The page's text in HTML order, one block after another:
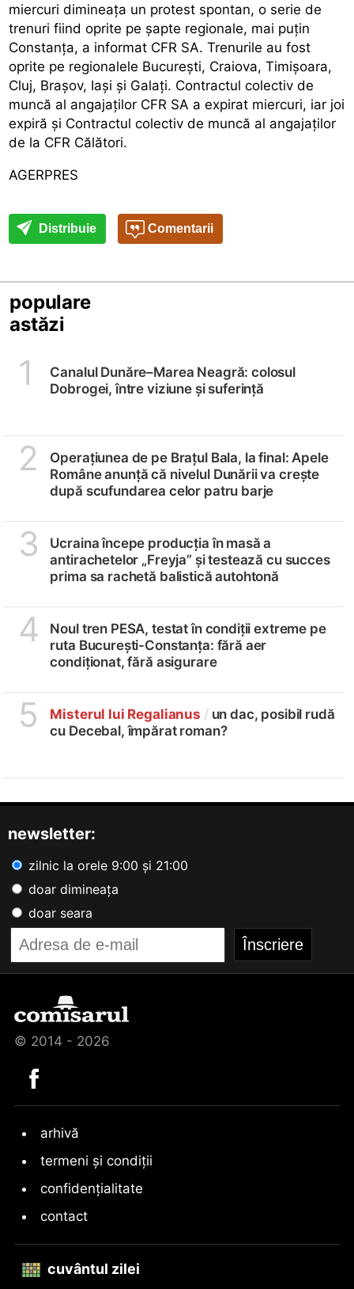
miercuri dimineața un protest spontan, o serie de
trenuri fiind oprite pe șapte regionale, mai puțin
Constanța, a informat CFR SA. Trenurile au fost
oprite pe regionalele București, Craiova, Timișoara,
Cluj, Brașov, Iași și Galați. Contractul colectiv de
muncă al angajaților CFR SA a expirat miercuri, iar joi
expiră și Contractul colectiv de muncă al angajaților
de la CFR Călători.
AGERPRES
Distribuie Comentarii
populare
astăzi
1
Canalul Dunăre–Marea Neagră: colosul
Dobrogei, între viziune și suferință
2
Operațiunea de pe Brațul Bala, la final: Apele
Române anunță că nivelul Dunării va crește
după scufundarea celor patru barje
3
Ucraina începe producția în masă a
antirachetelor „Freyja” și testează cu succes
prima sa rachetă balistică autohtonă
4
Noul tren PESA, testat în condiții extreme pe
ruta București-Constanța: fără aer
condiționat, fără asigurare
5 Misterul lui Regalianus /un dac, posibil rudă
cu Decebal, împărat roman?
newsletter:
zilnic la orele 9:00 și 21:00
doar dimineața
doar seara
© 2014 - 2026
arhivă
termeni și condiții
confidențialitate
contact
cuvântul zilei